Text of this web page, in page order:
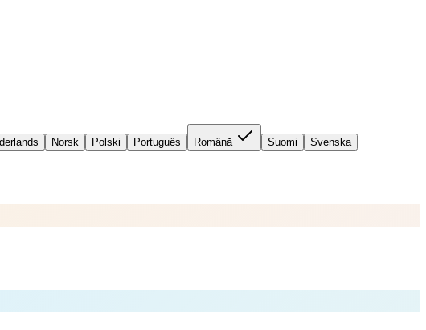
Norsk Polski Português Română Suomi Svenska